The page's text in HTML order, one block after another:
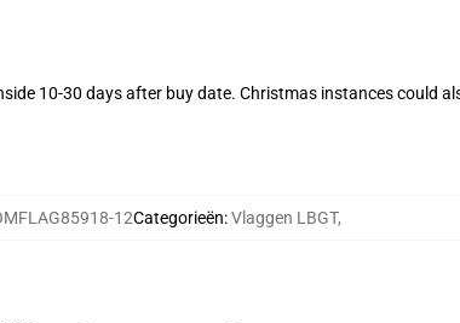
10-30 days after buy date. Christmas instances could
12Categorieën:Vlaggen LBGT,